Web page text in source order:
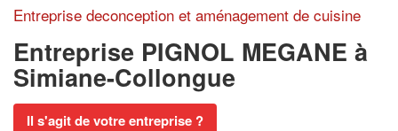
Entreprise deconception et aménagement de cuisine
Entreprise PIGNOL MEGANE à
Simiane-Collongue
Il s'agit de votre entreprise ?